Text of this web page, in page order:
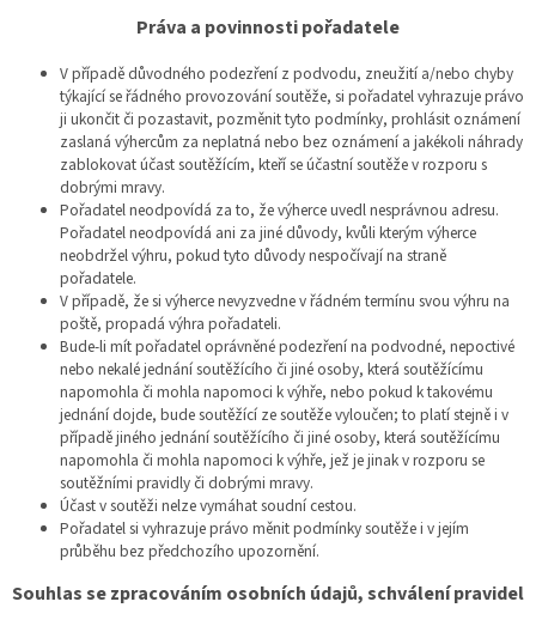
Práva a povinnosti pořadatele
V případě důvodného podezření z podvodu, zneužití a/nebo chyby
týkající se řádného provozování soutěže, si pořadatel vyhrazuje právo
ji ukončit či pozastavit, pozměnit tyto podmínky, prohlásit oznámení
zaslaná výhercům za neplatná nebo bez oznámení a jakékoli náhrady
zablokovat účast soutěžícím, kteří se účastní soutěže v rozporu s
dobrými mravy.
Pořadatel neodpovídá za to, že výherce uvedl nesprávnou adresu.
Pořadatel neodpovídá ani za jiné důvody, kvůli kterým výherce
neobdržel výhru, pokud tyto důvody nespočívají na straně
pořadatele.
V případě, že si výherce nevyzvedne v řádném termínu svou výhru na
poště, propadá výhra pořadateli.
Bude-li mít pořadatel oprávněné podezření na podvodné, nepoctivé
nebo nekalé jednání soutěžícího či jiné osoby, která soutěžícímu
napomohla či mohla napomoci k výhře, nebo pokud k takovému
jednání dojde, bude soutěžící ze soutěže vyloučen; to platí stejně i v
případě jiného jednání soutěžícího či jiné osoby, která soutěžícímu
napomohla či mohla napomoci k výhře, jež je jinak v rozporu se
soutěžními pravidly či dobrými mravy.
Účast v soutěži nelze vymáhat soudní cestou.
Pořadatel si vyhrazuje právo měnit podmínky soutěže i v jejím
průběhu bez předchozího upozornění.
Souhlas se zpracováním osobních údajů, schválení pravidel